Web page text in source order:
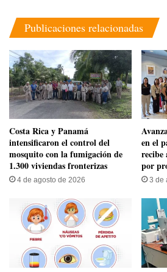
Publicaciones relacionadas
Costa Rica y Panamá
intensificaron el control del
mosquito con la fumigación de
1.300 viviendas fronterizas
4 de agosto de 2026
en el
recibe
por
3 de